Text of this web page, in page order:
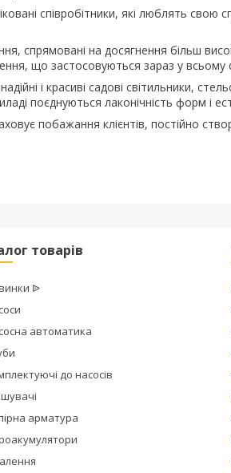
співробітники, які люблять свою
спрямовані на досягнення більш
що застосовуються зараз у всьому
і красиві садові світильники,
поєднуються лаконічність форм і
побажання клієнтів, постійно
товарів
ᐉ
автоматика
до насосів
арматура